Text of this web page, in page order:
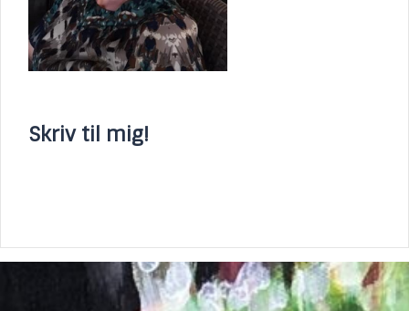
Skriv til mig!